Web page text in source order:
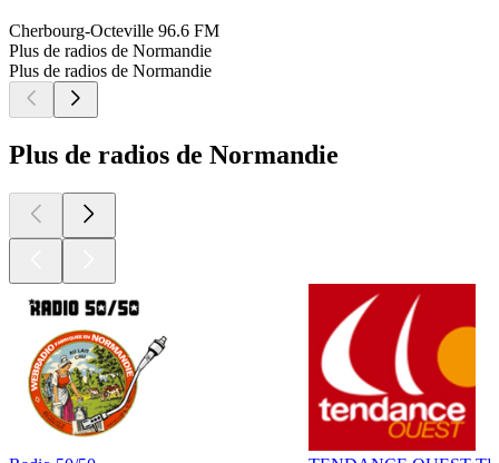
Cherbourg-Octeville 96.6 FM
Plus de radios de Normandie
Plus de radios de Normandie
Plus de radios de Normandie